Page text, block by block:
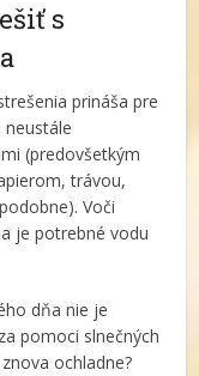
s
prináša pre
neustále
(predovšetkým
trávou,
Voči
je potrebné vodu
dňa nie je
pomoci slnečných
ochladne?